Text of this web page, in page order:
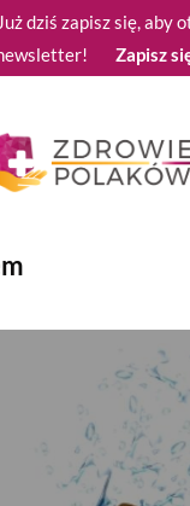
Już dziś zapisz się, aby
Zapisz